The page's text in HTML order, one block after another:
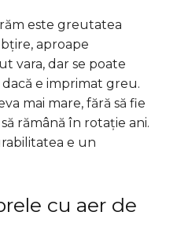
este greutatea
aproape
vara, dar se poate
e imprimat greu.
mai mare, fără să fie
rămână în rotație ani.
e un
cu aer de